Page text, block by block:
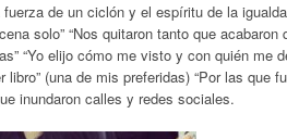
de un ciclón y el espíritu de la
solo” “Nos quitaron tanto que acabaron
“Yo elijo cómo me visto y con quién me
(una de mis preferidas) “Por las que
inundaron calles y redes sociales.